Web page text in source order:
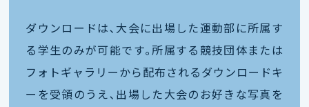
ダウンロードは､大会に出場した運動部に所属す
る学生のみが可能です｡所属する競技団体または
フォトギャラリーから配布されるダウンロードキ
ーを受領のうえ､出場した大会のお好きな写真を